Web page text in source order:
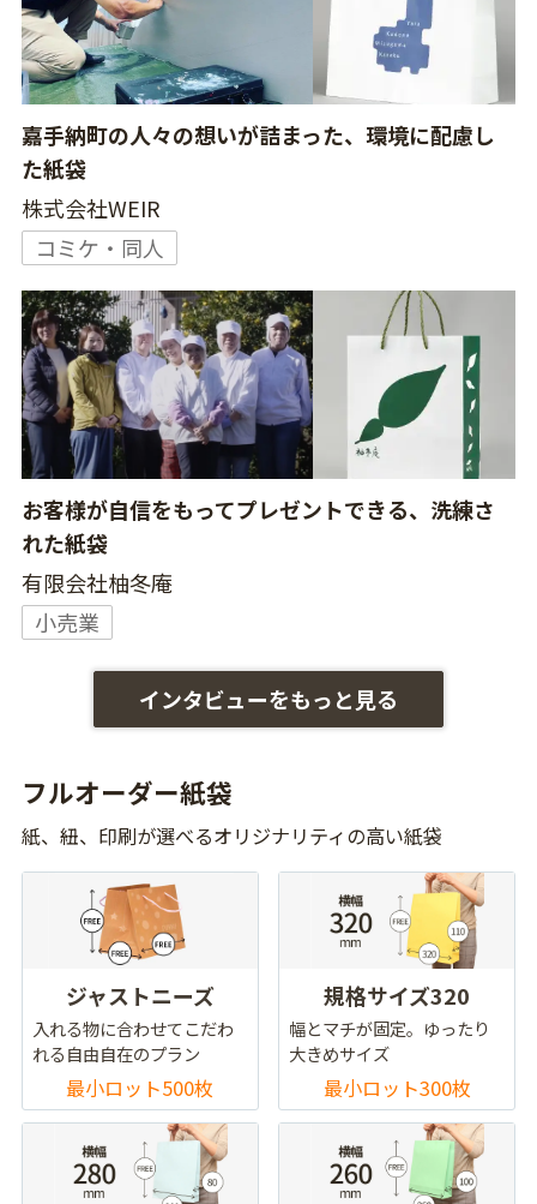
嘉手納町の人々の想いが詰まった、環境に配慮し
た紙袋
株式会社WEIR
コミケ・同人
お客様が自信をもってプレゼントできる、洗練さ
れた紙袋
有限会社柚冬庵
小売業
インタビューをもっと見る
フルオーダー紙袋
紙、紐、印刷が選べるオリジナリティの高い紙袋
ジャストニーズ
入れる物に合わせてこだわ
れる自由自在のプラン
最小ロット500枚
規格サイズ320
幅とマチが固定。ゆったり
大きめサイズ
最小ロット300枚